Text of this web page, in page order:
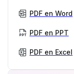
PDF en Word
PDF en PPT
PDF en Excel